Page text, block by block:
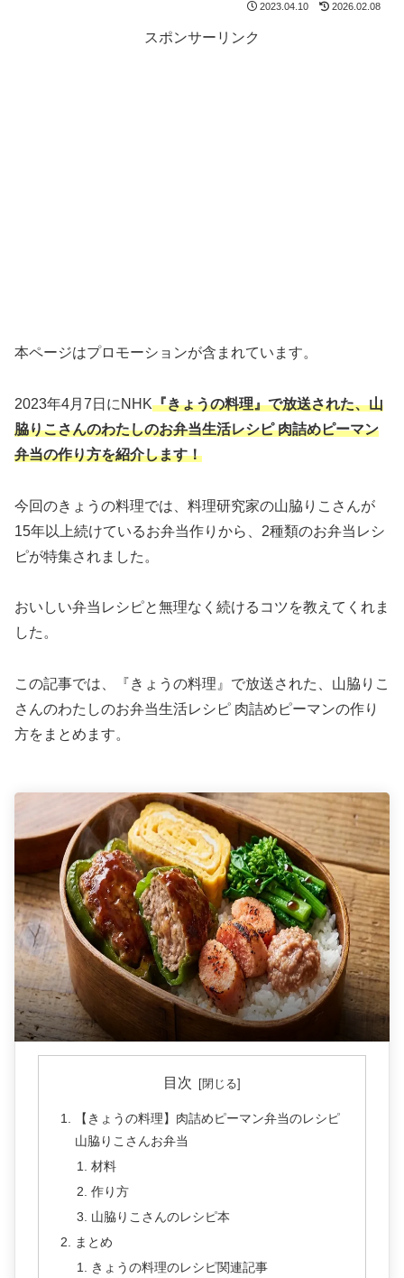
2023.04.10 2026.02.08
スポンサーリンク
本ページはプロモーションが含まれています。
2023年4月7日にNHK『きょうの料理』で放送された、山
脇りこさんのわたしのお弁当生活レシピ 肉詰めピーマン
弁当の作り方を紹介します！
今回のきょうの料理では、料理研究家の山脇りこさんが
15年以上続けているお弁当作りから、2種類のお弁当レシ
ピが特集されました。
おいしい弁当レシピと無理なく続けるコツを教えてくれま
した。
この記事では、『きょうの料理』で放送された、山脇りこ
さんのわたしのお弁当生活レシピ 肉詰めピーマンの作り
方をまとめます。
目次
【きょうの料理】肉詰めピーマン弁当のレシピ
山脇りこさんお弁当
材料
作り方
山脇りこさんのレシピ本
まとめ
きょうの料理のレシピ関連記事